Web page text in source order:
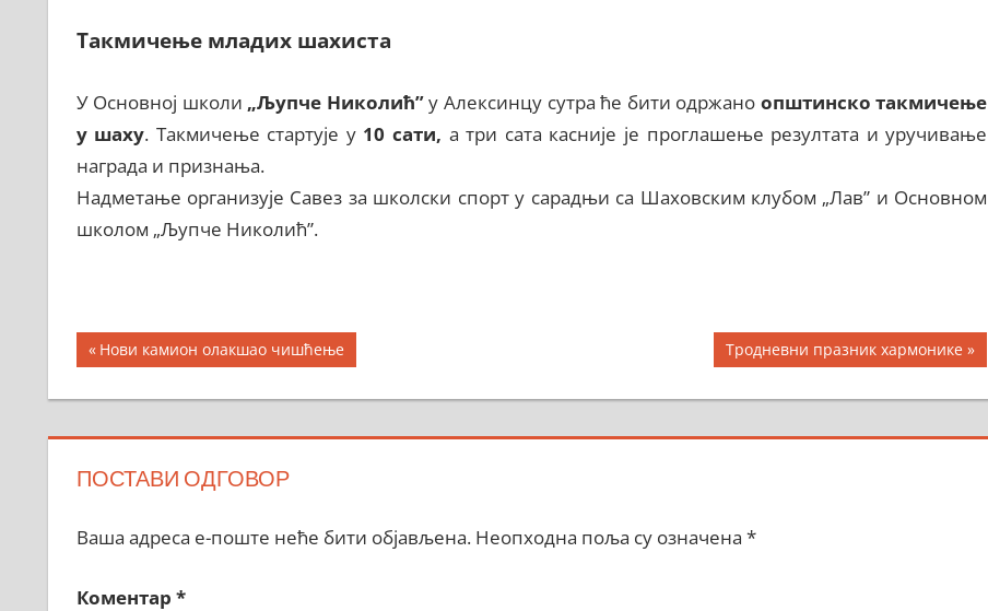
Такмичење младих шахиста
У Основној школи „Љупче Николић”у Алексинцу сутра ће бити одржано општинско такмичење
у шаху. Такмичење стартује у 10 сати, а три сата касније је проглашење резултата и уручивање
награда и признања.
Надметање организује Савез за школски спорт у сарадњи са Шаховским клубом „Лав” и Основном
школом „Љупче Николић”.
Кретање
чланка
Previous
Post:
Нови камион олакшао чишћење
Next
Post:
Тродневни празник хармонике
ПОСТАВИ ОДГОВОР
Ваша адреса е-поште неће бити објављена. Неопходна поља су означена *
Коментар *